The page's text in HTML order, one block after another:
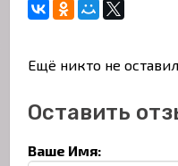
Ещё никто не
Оставить
Ваше Имя: